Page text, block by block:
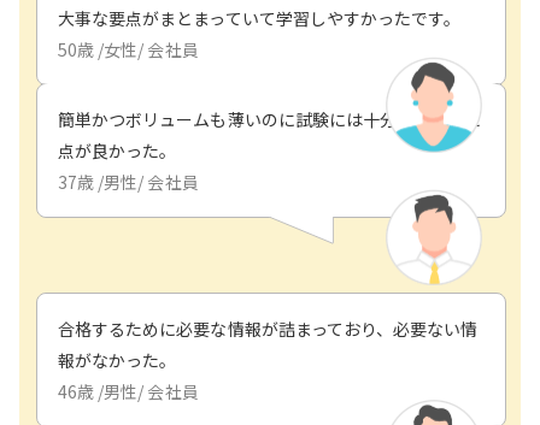
大事な要点がまとまっていて学習しやすかったです。
50歳 /女性/ 会社員
簡単かつボリュームも薄いのに試験には十分に役立った
点が良かった。
37歳 /男性/ 会社員
合格するために必要な情報が詰まっており、必要ない情
報がなかった。
46歳 /男性/ 会社員